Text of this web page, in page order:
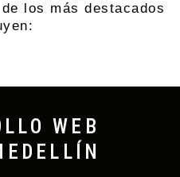
los más destacados
WEB